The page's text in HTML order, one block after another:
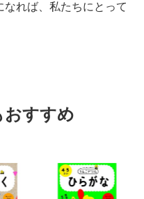
なれば、私たちにとって
おすすめ